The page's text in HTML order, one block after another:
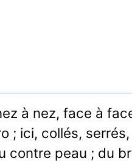
à nez, face à
; ici, collés,
contre peau ; du